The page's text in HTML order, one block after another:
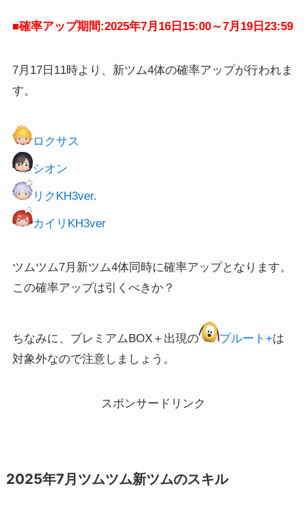
■確率アップ期間:2025年7月16日15:00～7月19日23:59
7月17日11時より、新ツム4体の確率アップが行われま
す。
ロクサス
シオン
リクKH3ver.
カイリKH3ver
ツムツム7月新ツム4体同時に確率アップとなります。
この確率アップは引くべきか？
ちなみに、プレミアムBOX＋出現の プルート+は
対象外なので注意しましょう。
スポンサードリンク
2025年7月ツムツム新ツムのスキル